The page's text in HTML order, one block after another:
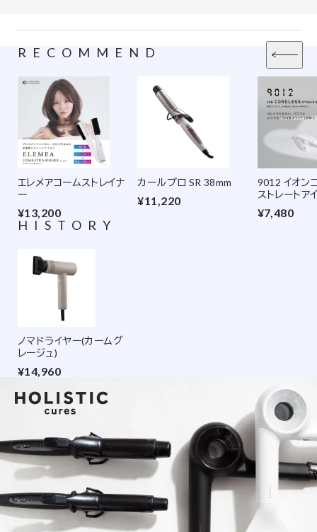
RECOMMEND
エレメアコームストレイナ
ー
¥13,200
カールプロ SR 38mm
¥11,220
9012 イオン
ストレートア
¥7,480
HISTORY
ノマドライヤー(カームグ
レージュ)
¥14,960